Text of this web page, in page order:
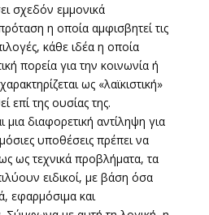
σχεδόν εμμονικά
η οποία αμφισβητεί τις
κάθε ιδέα η οποία
πορεία για την κοινωνία ή
ως «λαϊκιστική»
επί της ουσίας της.
μια διαφορετική αντίληψη για
υποθέσεις πρέπει να
ως τεχνικά προβλήματα, τα
ειδικοί, με βάση όσα
εφαρμόσιμα και